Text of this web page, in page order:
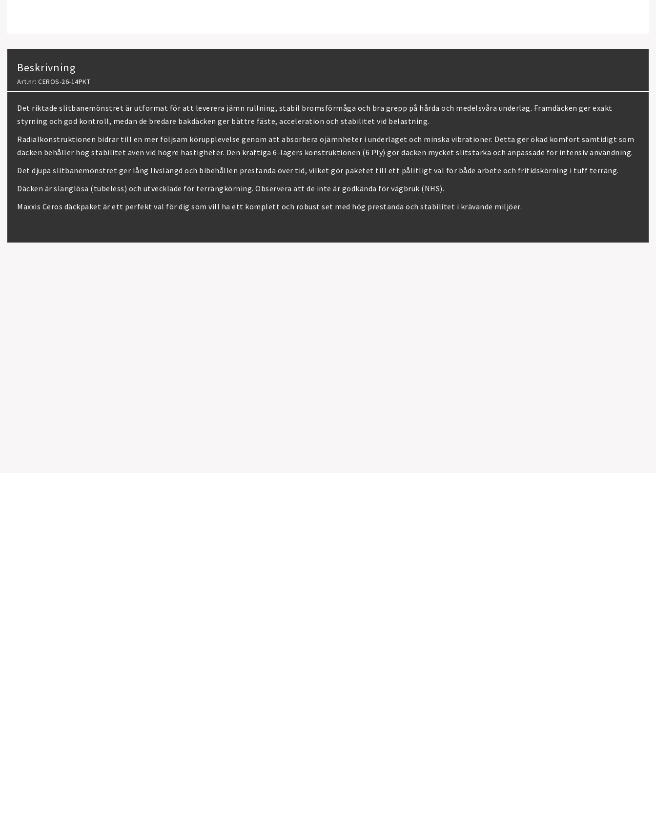
Beskrivning
Art.nr: CEROS-26-14PKT
Det riktade slitbanemönstret är utformat för att leverera jämn rullning, stabil bromsförmåga och bra grepp på hårda och medelsvåra underlag. Framdäcken ger exakt
styrning och god kontroll, medan de bredare bakdäcken ger bättre fäste, acceleration och stabilitet vid belastning.
Radialkonstruktionen bidrar till en mer följsam körupplevelse genom att absorbera ojämnheter i underlaget och minska vibrationer. Detta ger ökad komfort samtidigt som
däcken behåller hög stabilitet även vid högre hastigheter. Den kraftiga 6-lagers konstruktionen (6 Ply) gör däcken mycket slitstarka och anpassade för intensiv användning.
Det djupa slitbanemönstret ger lång livslängd och bibehållen prestanda över tid, vilket gör paketet till ett pålitligt val för både arbete och fritidskörning i tuff terräng.
Däcken är slanglösa (tubeless) och utvecklade för terrängkörning. Observera att de inte är godkända för vägbruk (NHS).
Maxxis Ceros däckpaket är ett perfekt val för dig som vill ha ett komplett och robust set med hög prestanda och stabilitet i krävande miljöer.